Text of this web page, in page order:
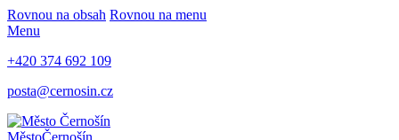
Rovnou na obsah Rovnou na menu
Menu
+420 374 692 109
posta@cernosin.cz
MěstoČernošín